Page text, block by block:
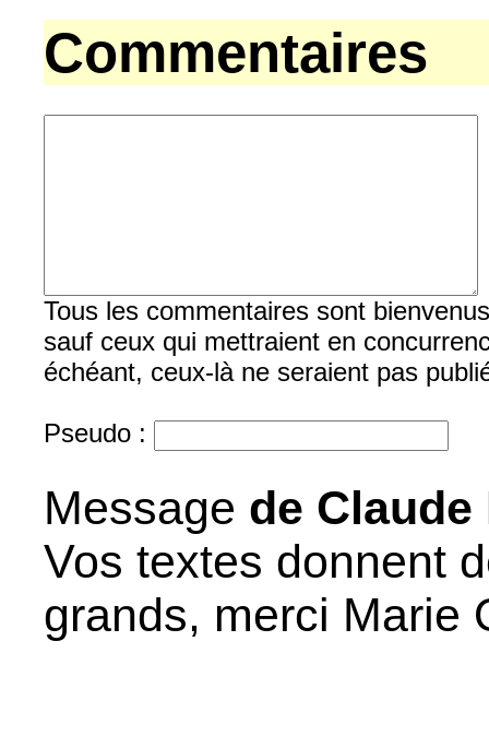
Commentaires
Tous les commentaires sont
sauf ceux qui mettraient en
échéant, ceux-là ne seraient pas
Pseudo :
Message de Claude
Vos textes donnent
grands, merci Marie